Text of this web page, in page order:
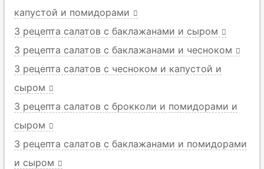
капустой и помидорами
3 рецепта салатов с баклажанами и сыром
3 рецепта салатов с баклажанами и чесноком
3 рецепта салатов с чесноком и капустой и
сыром
3 рецепта салатов с брокколи и помидорами и
сыром
3 рецепта салатов с баклажанами и помидорами
и сыром